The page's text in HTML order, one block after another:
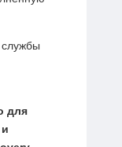
службы
для